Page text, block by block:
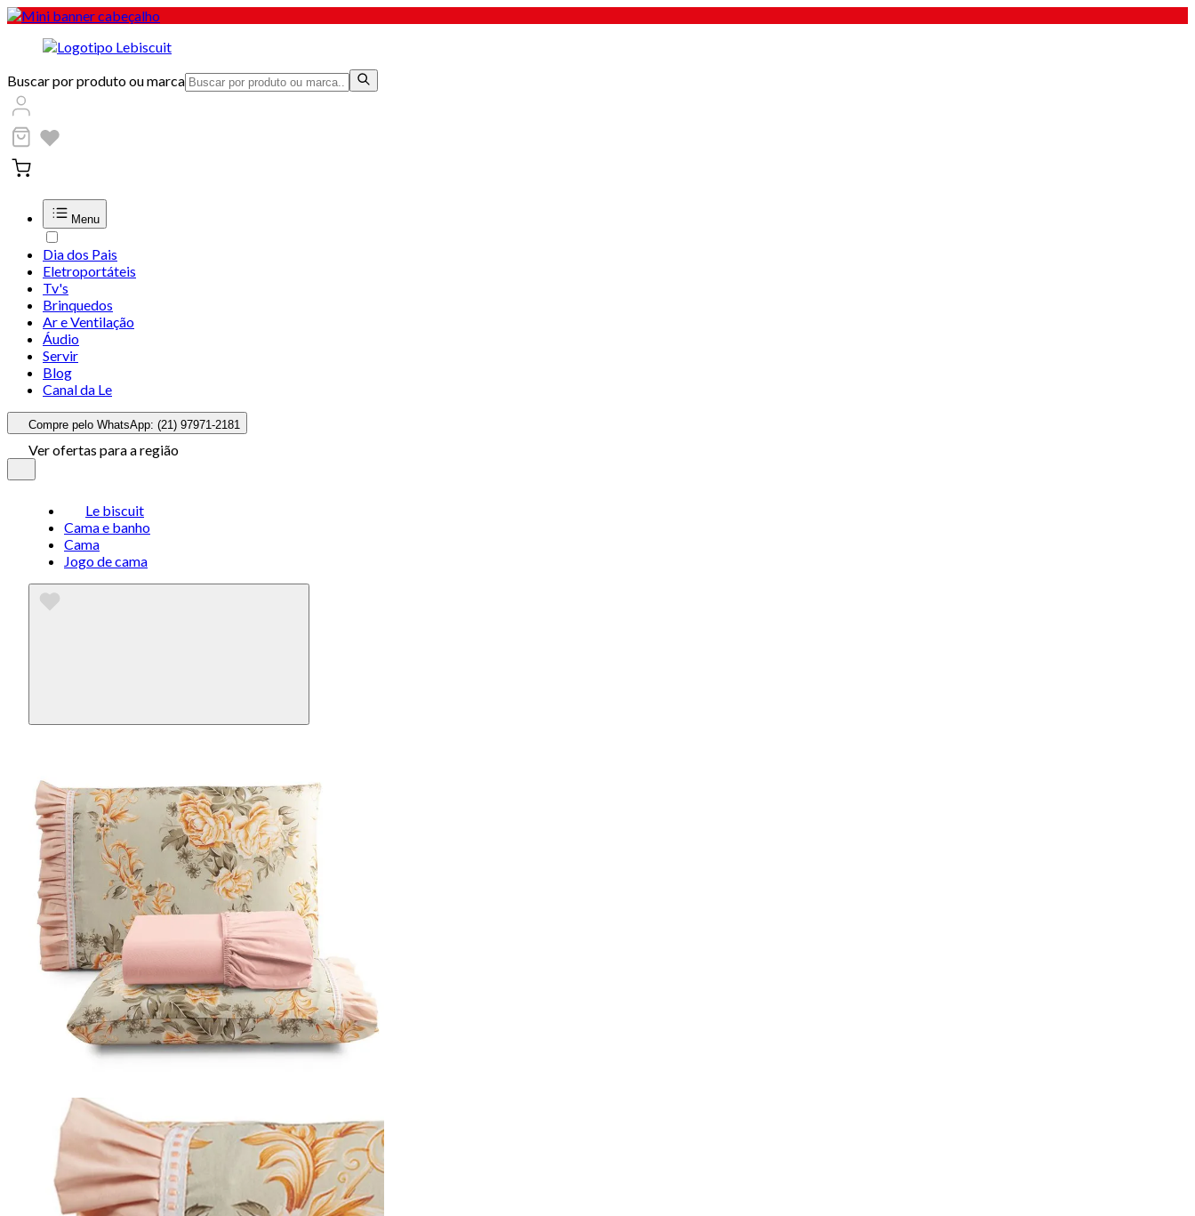
Buscar por produto ou marca
Menu
Dia dos Pais
Eletroportáteis
Tv's
Brinquedos
Ar e Ventilação
Áudio
Servir
Blog
Canal da Le
Compre pelo WhatsApp: (21) 97971-2181
Ver ofertas para a região
Le biscuit
Cama e banho
Cama
Jogo de cama